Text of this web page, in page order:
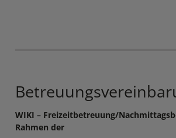
WIKI – Freizeitbetreuung/
Rahmen der